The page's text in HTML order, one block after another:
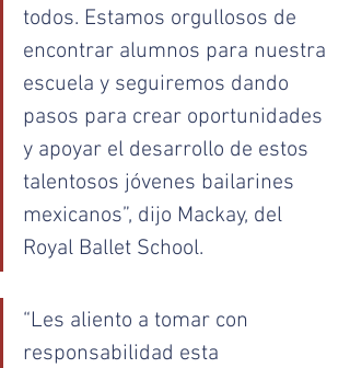
todos. Estamos orgullosos de
encontrar alumnos para nuestra
escuela y seguiremos dando
pasos para crear oportunidades
y apoyar el desarrollo de estos
talentosos jóvenes bailarines
mexicanos”, dijo Mackay, del
Royal Ballet School.
“Les aliento a tomar con
responsabilidad esta